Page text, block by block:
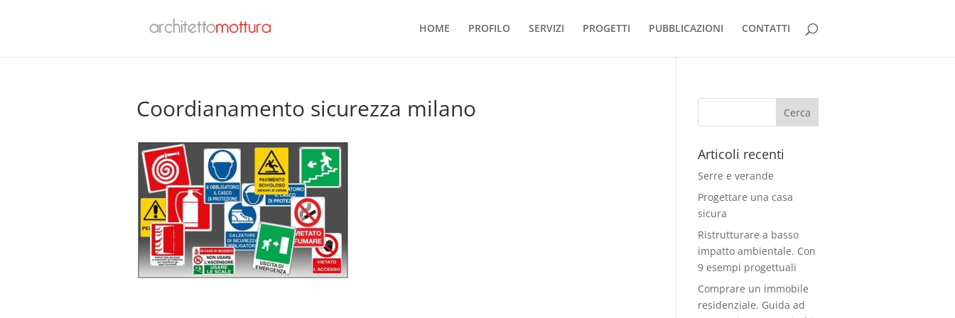
HOME PROFILO SERVIZI PROGETTI PUBBLICAZIONI CONTATTI
Coordianamento sicurezza milano
Articoli recenti
Serre e verande
Progettare una casa
sicura
Ristrutturare a basso
impatto ambientale. Con
9 esempi progettuali
Comprare un immobile
residenziale. Guida ad